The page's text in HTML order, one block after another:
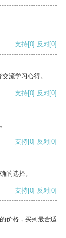
支持[0] 反对[0]
流学习心得。
支持[0] 反对[0]
支持[0] 反对[0]
的选择。
支持[0] 反对[0]
价格，买到最合适